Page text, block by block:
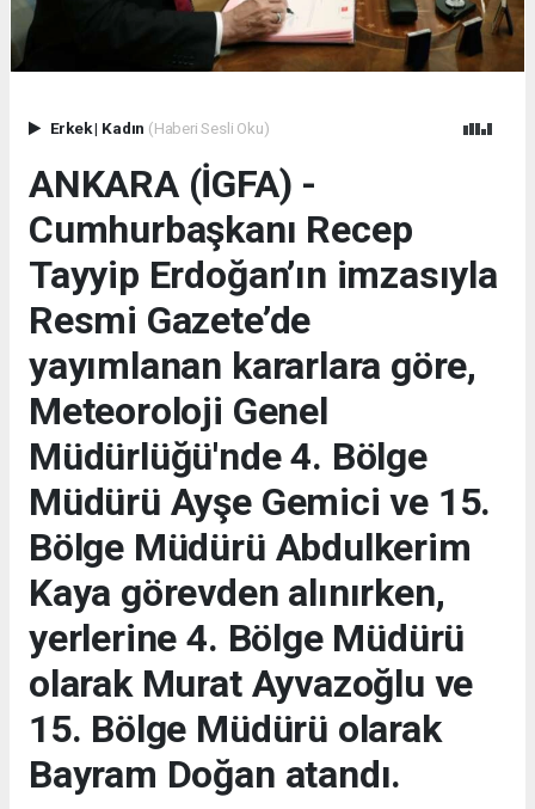
Erkek| Kadın (Haberi Sesli Oku)
ANKARA (İGFA) -
Cumhurbaşkanı Recep
Tayyip Erdoğan’ın imzasıyla
Resmi Gazete’de
yayımlanan kararlara göre,
Meteoroloji Genel
Müdürlüğü'nde 4. Bölge
Müdürü Ayşe Gemici ve 15.
Bölge Müdürü Abdulkerim
Kaya görevden alınırken,
yerlerine 4. Bölge Müdürü
olarak Murat Ayvazoğlu ve
15. Bölge Müdürü olarak
Bayram Doğan atandı.